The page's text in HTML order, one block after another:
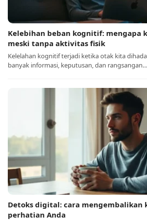
Kelebihan beban kognitif: mengapa
meski tanpa aktivitas fisik
Kelelahan kognitif terjadi ketika otak kita
banyak informasi, keputusan, dan rangsangan…
Detoks digital: cara mengembalikan
perhatian Anda